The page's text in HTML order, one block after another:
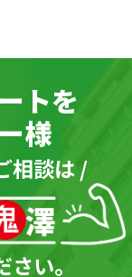
トを
様
相談は /
い。